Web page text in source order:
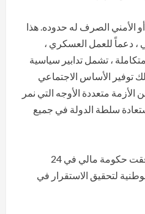
الأمني الصرف له حدوده. هذا
دعماً للعمل العسكري ،
، تشمل تدابير سياسية
توفير الأساس الاجتماعي
متعددة الأوجه التي نمر
2012 ، بهدف استعادة سلطة الدولة في جميع
في إطار هذه الديناميكية ، وافقت حكومة مالي في 24
لتحقيق الاستقرار في